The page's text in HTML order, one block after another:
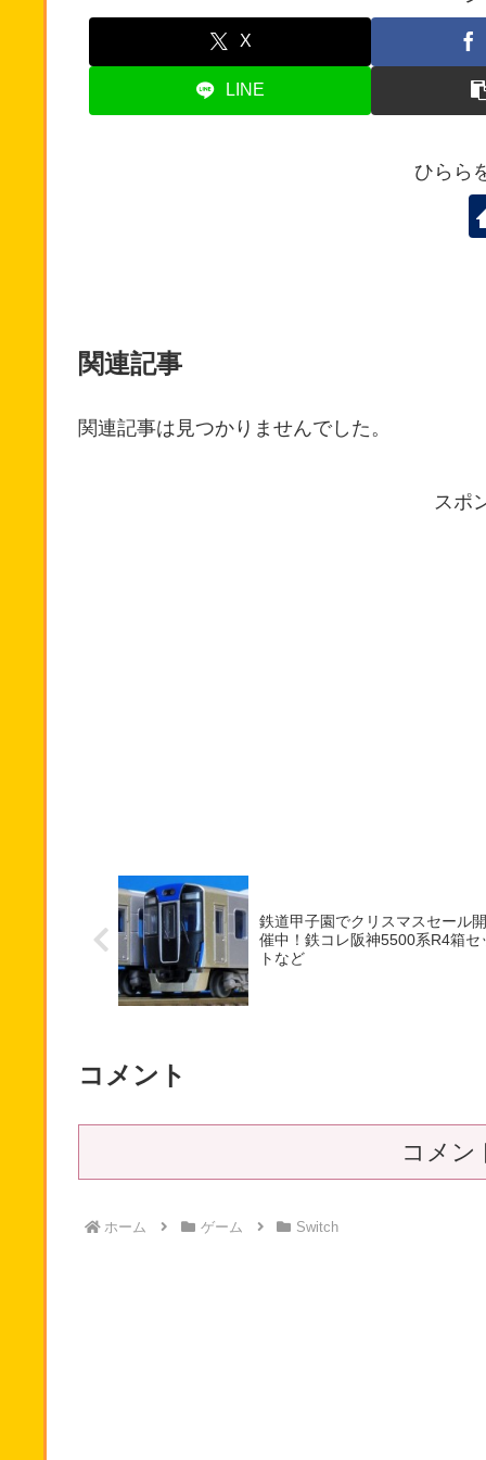
X
LINE
ひらら
関連記事
関連記事は見つかりませんでした。
スポ
鉄道甲子園でクリスマスセール開
催中！鉄コレ阪神5500系R4箱セ
トなど
コメント
コメン
ホーム ゲーム Switch